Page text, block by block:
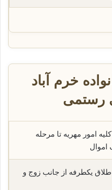
خرم آباد
رستمی
کلیه امور مهریه تا مرحله
اموال
طلاق یکطرفه از جانب زوج و